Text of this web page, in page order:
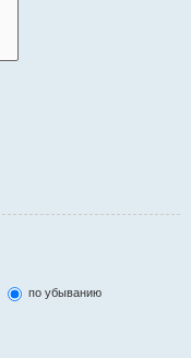
по убыванию